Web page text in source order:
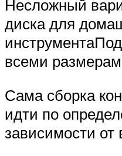
Несложный
диска для
всеми
Сама сборка
идти по
зависимости